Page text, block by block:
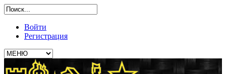
Войти
Регистрация